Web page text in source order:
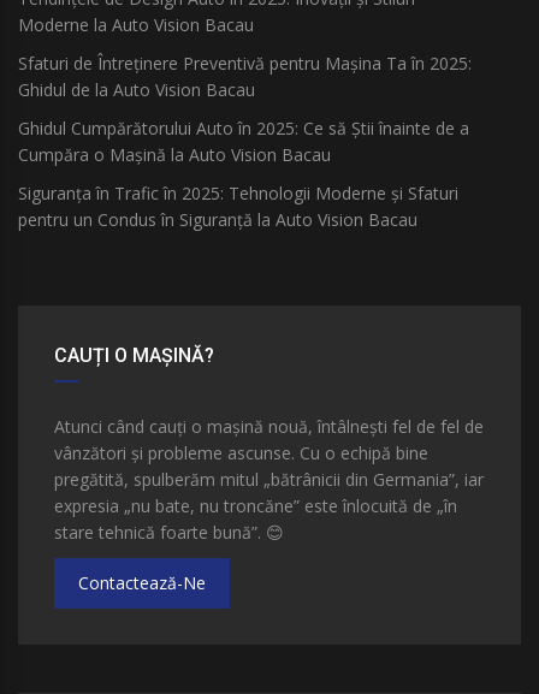
Moderne la Auto Vision Bacau
Sfaturi de Întreținere Preventivă pentru Mașina Ta în 2025:
Ghidul de la Auto Vision Bacau
Ghidul Cumpărătorului Auto în 2025: Ce să Știi înainte de a
Cumpăra o Mașină la Auto Vision Bacau
Siguranța în Trafic în 2025: Tehnologii Moderne și Sfaturi
pentru un Condus în Siguranță la Auto Vision Bacau
CAUȚI O MAȘINĂ?
Atunci când cauți o mașină nouă, întâlnești fel de fel de
vânzători și probleme ascunse. Cu o echipă bine
pregătită, spulberăm mitul „bătrânicii din Germania”, iar
expresia „nu bate, nu troncăne” este înlocuită de „în
stare tehnică foarte bună”. 😊
Contactează-Ne